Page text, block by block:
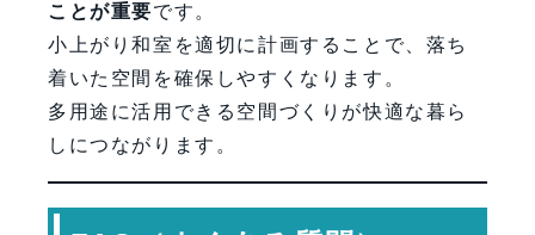
ことが重要です。
小上がり和室を適切に計画することで、落ち
着いた空間を確保しやすくなります。
多用途に活用できる空間づくりが快適な暮ら
しにつながります。